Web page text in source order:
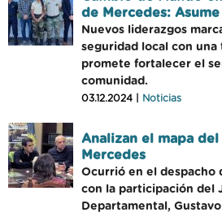
de Mercedes:
Nuevos liderazgos
seguridad local con una
promete fortalecer el
comunidad.
03.12.2024 | Noticias
Analizan el mapa
Mercedes
Ocurrió en el despacho
con la participación del
Departamental,